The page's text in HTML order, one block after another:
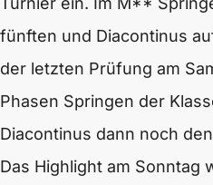
fünften und Diacontinus
der letzten Prüfung am
Phasen Springen der
Diacontinus dann noch
Das Highlight am Sonntag